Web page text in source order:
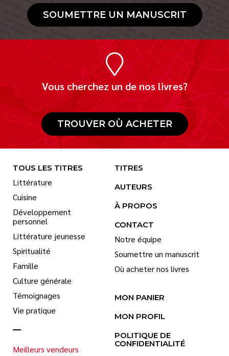
SOUMETTRE UN MANUSCRIT
Vous cherchez un de nos livres?
TROUVER OÙ ACHETER
TOUS LES TITRES
Littérature
Cuisine
Développement
personnel
Littérature jeunesse
Spiritualité
Famille
Culture générale
Témoignages
Vie pratique
Meilleurs vendeurs
TITRES
AUTEURS
À PROPOS
CONTACT
Notre équipe
Soumettre un manuscrit
Où acheter nos livres
MON PANIER
MON PROFIL
POLITIQUE DE
CONFIDENTIALITÉ